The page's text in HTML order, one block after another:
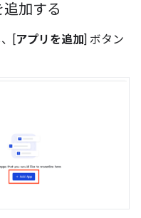
加する
[アプリを追加] ボタン